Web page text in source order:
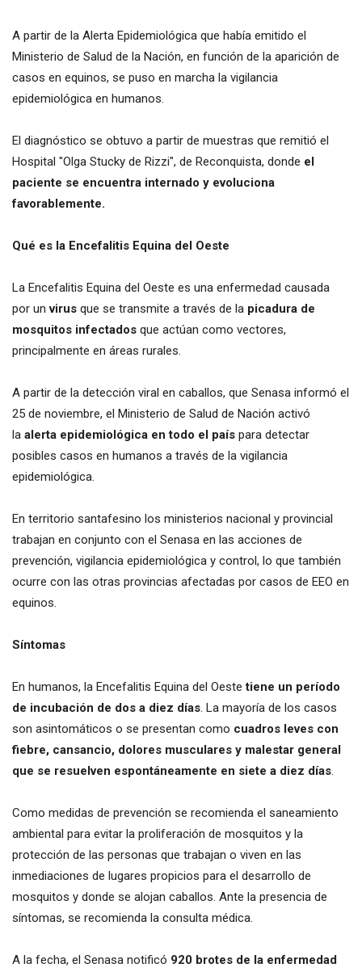
A partir de la Alerta Epidemiológica que había emitido el
Ministerio de Salud de la Nación, en función de la aparición de
casos en equinos, se puso en marcha la vigilancia
epidemiológica en humanos.
El diagnóstico se obtuvo a partir de muestras que remitió el
Hospital "Olga Stucky de Rizzi", de Reconquista, donde el
paciente se encuentra internado y evoluciona
favorablemente.
Qué es la Encefalitis Equina del Oeste
La Encefalitis Equina del Oeste es una enfermedad causada
por unvirus que se transmite a través de la picadura de
mosquitos infectados que actúan como vectores,
principalmente en áreas rurales.
A partir de la detección viral en caballos, que Senasa informó el
25 de noviembre, el Ministerio de Salud de Nación activó
la alerta epidemiológica en todo el país para detectar
posibles casos en humanos a través de la vigilancia
epidemiológica.
En territorio santafesino los ministerios nacional y provincial
trabajan en conjunto con el Senasa en las acciones de
prevención, vigilancia epidemiológica y control, lo que también
ocurre con las otras provincias afectadas por casos de EEO en
equinos.
Síntomas
En humanos, la Encefalitis Equina del Oestetiene un período
de incubación de dos a diez días. La mayoría de los casos
son asintomáticos o se presentan como cuadros leves con
fiebre, cansancio, dolores musculares y malestar general
que se resuelven espontáneamente en siete a diez días.
Como medidas de prevención se recomienda el saneamiento
ambiental para evitar la proliferación de mosquitos y la
protección de las personas que trabajan o viven en las
inmediaciones de lugares propicios para el desarrollo de
mosquitos y donde se alojan caballos. Ante la presencia de
síntomas, se recomienda la consulta médica.
A la fecha, el Senasa notificó 920 brotes de la enfermedad